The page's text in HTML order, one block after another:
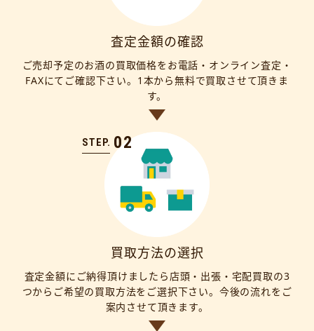
査定金額の確認
ご売却予定のお酒の買取価格をお電話・オンライン査定・
FAXにてご確認下さい。1本から無料で買取させて頂きま
す。
STEP. 02
買取方法の選択
査定金額にご納得頂けましたら店頭・出張・宅配買取の3
つからご希望の買取方法をご選択下さい。今後の流れをご
案内させて頂きます。